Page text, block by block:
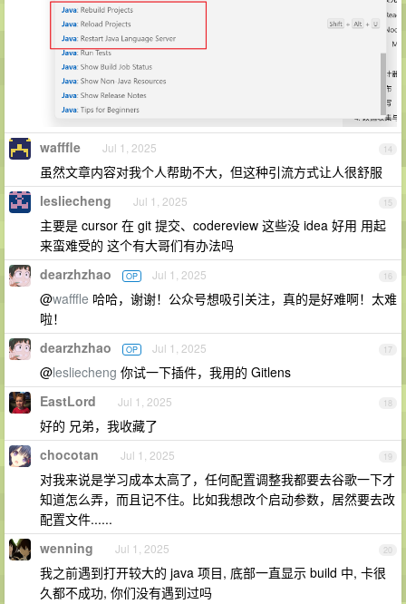
14
wafffle Jul 1, 2025
虽然文章内容对我个人帮助不大，但这种引流方式让人很舒服
15
lesliecheng Jul 1, 2025
主要是 cursor 在 git 提交、codereview 这些没 idea 好用 用起
来蛮难受的 这个有大哥们有办法吗
16
dearzhzhao OP Jul 1, 2025
@wafffle 哈哈，谢谢！公众号想吸引关注，真的是好难啊！太难
啦！
17
dearzhzhao OP Jul 1, 2025
@lesliecheng 你试一下插件，我用的 Gitlens
18
EastLord Jul 1, 2025
好的 兄弟，我收藏了
19
chocotan Jul 1, 2025
对我来说是学习成本太高了，任何配置调整我都要去谷歌一下才
知道怎么弄，而且记不住。比如我想改个启动参数，居然要去改
配置文件......
20
wenning Jul 1, 2025
我之前遇到打开较大的 java 项目, 底部一直显示 build 中, 卡很
久都不成功, 你们没有遇到过吗